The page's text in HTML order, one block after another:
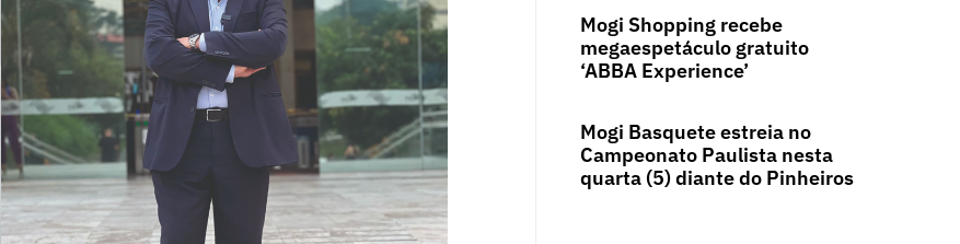
Mogi Shopping recebe
megaespetáculo gratuito
‘ABBA Experience’
Mogi Basquete estreia no
Campeonato Paulista nesta
quarta (5) diante do Pinheiros